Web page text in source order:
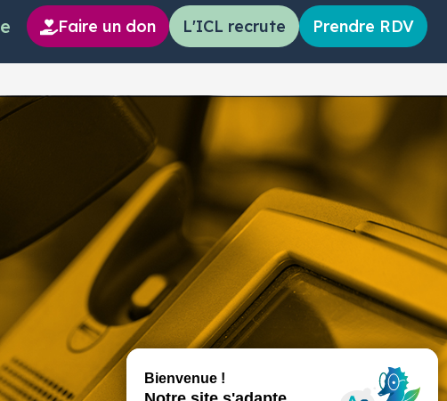
Faire un don L'ICL recrute Prendre RDV